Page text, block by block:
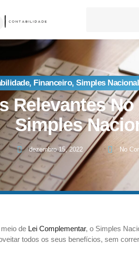
, Financeiro, Simples Nacional
Relevantes
Simples
dezembro 15, 2022 No
de Lei Complementar, o Simples
todos os seus benefícios, sem